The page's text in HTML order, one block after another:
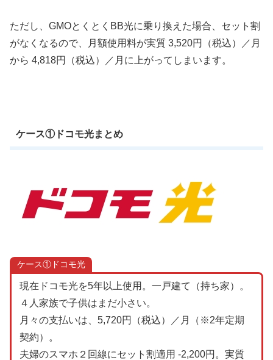
ただし、GMOとくとくBB光に乗り換えた場合、セット割
がなくなるので、月額使用料が実質 3,520円（税込）／月
から 4,818円（税込）／月に上がってしまいます。
ケース①ドコモ光まとめ
ケース①ドコモ光
現在ドコモ光を5年以上使用。一戸建て（持ち家）。
４人家族で子供はまだ小さい。
月々の支払いは、5,720円（税込）／月（※2年定期
契約）。
夫婦のスマホ２回線にセット割適用 -2,200円。実質